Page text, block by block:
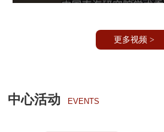
更多视频 >
中心活动 EVENTS